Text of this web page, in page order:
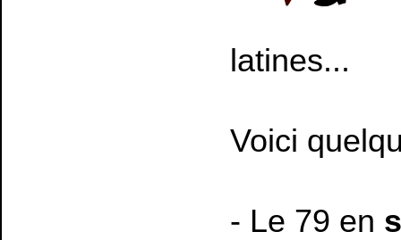
latines...
Voici
- Le 79 en